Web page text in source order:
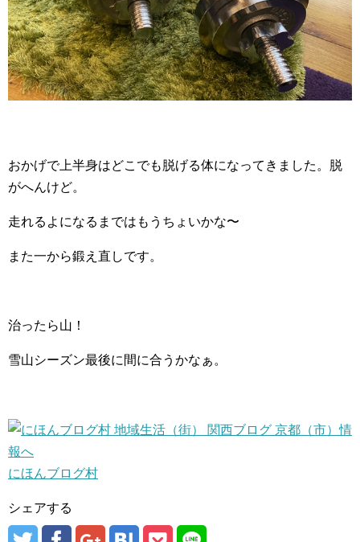
おかげで上半身はどこでも脱げる体になってきました。脱
がへんけど。
走れるよになるまではもうちょいかな〜
また一から鍛え直しです。
治ったら山！
雪山シーズン最後に間に合うかなぁ。
にほんブログ村
シェアする